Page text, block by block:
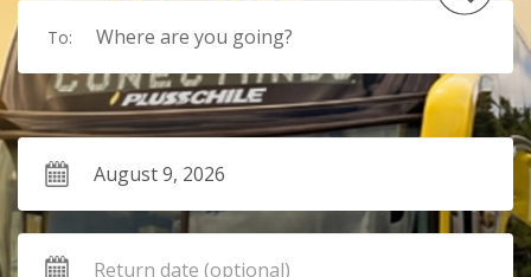
To: Where are you going?